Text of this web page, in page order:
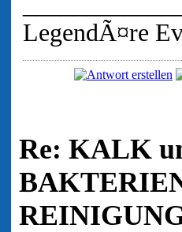
LegendÃ¤re
Re: KALK